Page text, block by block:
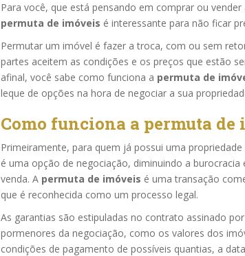
Para você, que está pensando em comprar ou
permuta de imóveis é interessante para não ficar
Permutar um imóvel é fazer a troca, com ou sem
partes aceitem as condições e os preços que estão
afinal, você sabe como funciona a permuta de
leque de opções na hora de negociar a sua
Como funciona a permuta de
Primeiramente, para quem já possui uma
é uma opção de negociação, diminuindo a
venda. A permuta de imóveis é uma transação
que é reconhecida como um processo legal.
As garantias são estipuladas no contrato assinado
pormenores da negociação, como os valores dos
condições de pagamento de possíveis quantias, a